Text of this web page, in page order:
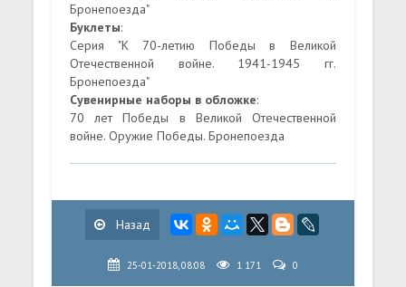
Бронепоезда"
Буклеты:
Серия "К 70-летию Победы в Великой
Отечественной войне. 1941-1945 гг.
Бронепоезда"
Сувенирные наборы в обложке:
70 лет Победы в Великой Отечественной
войне. Оружие Победы. Бронепоезда
Назад
25-01-2018, 08:08 1 171 0